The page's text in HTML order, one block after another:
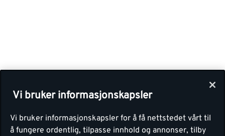
Vi bruker informasjonskapsler
Vi bruker informasjonskapsler for å få nettstedet vårt til
å fungere ordentlig, tilpasse innhold og annonser, tilby